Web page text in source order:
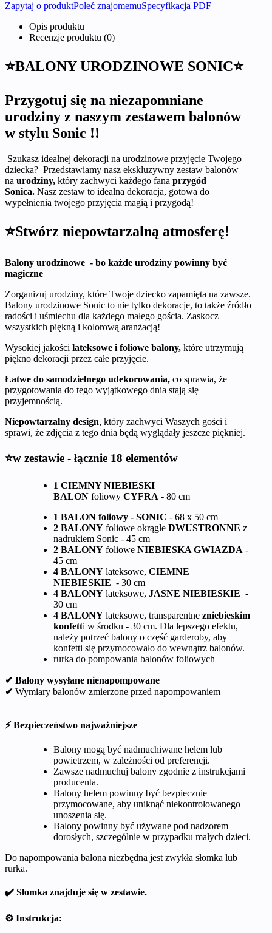
Zapytaj o produktPoleć znajomemuSpecyfikacja PDF
Opis produktu
Recenzje produktu (0)
⭐BALONY URODZINOWE SONIC⭐
Przygotuj się na niezapomniane
urodziny z naszym zestawem balonów
w stylu Sonic !!
Szukasz idealnej dekoracji na urodzinowe przyjęcie Twojego
dziecka? Przedstawiamy nasz ekskluzywny zestaw balonów
na urodziny, który zachwyci każdego fana przygód
Sonica. Nasz zestaw to idealna dekoracja, gotowa do
wypełnienia twojego przyjęcia magią i przygodą!
⭐Stwórz niepowtarzalną atmosferę!
Balony urodzinowe - bo każde urodziny powinny być
magiczne
Zorganizuj urodziny, które Twoje dziecko zapamięta na zawsze.
Balony urodzinowe Sonic to nie tylko dekoracje, to także źródło
radości i uśmiechu dla każdego małego gościa. Zaskocz
wszystkich piękną i kolorową aranżacją!
Wysokiej jakości lateksowe i foliowe balony, które utrzymują
piękno dekoracji przez całe przyjęcie.
Łatwe do samodzielnego udekorowania, co sprawia, że
przygotowania do tego wyjątkowego dnia stają się
przyjemnością.
Niepowtarzalny design, który zachwyci Waszych gości i
sprawi, że zdjęcia z tego dnia będą wyglądały jeszcze piękniej.
⭐w zestawie - łącznie 18 elementów
1 CIEMNY NIEBIESKI
BALON foliowy CYFRA - 80 cm
1 BALON foliowy - SONIC - 68 x 50 cm
2 BALONY foliowe okrągłe DWUSTRONNE z
nadrukiem Sonic - 45 cm
2 BALONY foliowe NIEBIESKA GWIAZDA -
45 cm
4 BALONY lateksowe, CIEMNE
NIEBIESKIE - 30 cm
4 BALONY lateksowe, JASNE NIEBIESKIE -
30 cm
4 BALONY lateksowe, transparentne zniebieskim
konfetti w środku - 30 cm. Dla lepszego efektu,
należy potrzeć balony o część garderoby, aby
konfetti się przymocowało do wewnątrz balonów.
rurka do pompowania balonów foliowych
✔ Balony wysyłane nienapompowane
✔ Wymiary balonów zmierzone przed napompowaniem
⚡ Bezpieczeństwo najważniejsze
Balony mogą być nadmuchiwane helem lub
powietrzem, w zależności od preferencji.
Zawsze nadmuchuj balony zgodnie z instrukcjami
producenta.
Balony helem powinny być bezpiecznie
przymocowane, aby uniknąć niekontrolowanego
unoszenia się.
Balony powinny być używane pod nadzorem
dorosłych, szczególnie w przypadku małych dzieci.
Do napompowania balona niezbędna jest zwykła słomka lub
rurka.
✔️ Słomka znajduje się w zestawie.
⚙️ Instrukcja: